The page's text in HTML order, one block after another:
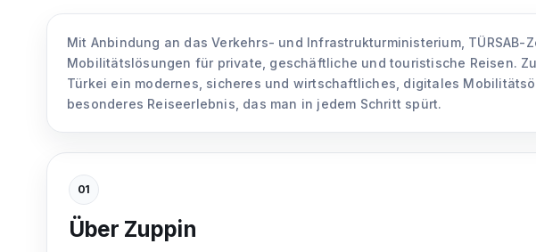
Mit Anbindung an das Verkehrs- und Infrastrukturministerium,
Mobilitätslösungen für private, geschäftliche und touristische Reisen.
Türkei ein modernes, sicheres und wirtschaftliches, digitales
besonderes Reiseerlebnis, das man in jedem Schritt spürt.
01
Über Zuppin